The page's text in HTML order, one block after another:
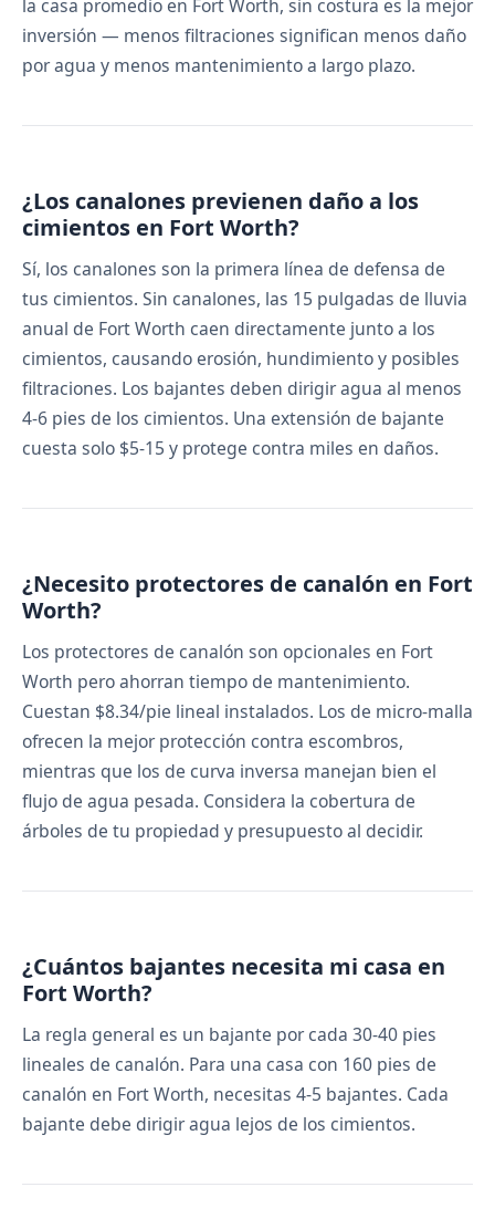
la casa promedio en Fort Worth, sin costura es la mejor
inversión — menos filtraciones significan menos daño
por agua y menos mantenimiento a largo plazo.
¿Los canalones previenen daño a los
cimientos en Fort Worth?
Sí, los canalones son la primera línea de defensa de
tus cimientos. Sin canalones, las 15 pulgadas de lluvia
anual de Fort Worth caen directamente junto a los
cimientos, causando erosión, hundimiento y posibles
filtraciones. Los bajantes deben dirigir agua al menos
4-6 pies de los cimientos. Una extensión de bajante
cuesta solo $5-15 y protege contra miles en daños.
¿Necesito protectores de canalón en Fort
Worth?
Los protectores de canalón son opcionales en Fort
Worth pero ahorran tiempo de mantenimiento.
Cuestan $8.34/pie lineal instalados. Los de micro-malla
ofrecen la mejor protección contra escombros,
mientras que los de curva inversa manejan bien el
flujo de agua pesada. Considera la cobertura de
árboles de tu propiedad y presupuesto al decidir.
¿Cuántos bajantes necesita mi casa en
Fort Worth?
La regla general es un bajante por cada 30-40 pies
lineales de canalón. Para una casa con 160 pies de
canalón en Fort Worth, necesitas 4-5 bajantes. Cada
bajante debe dirigir agua lejos de los cimientos.